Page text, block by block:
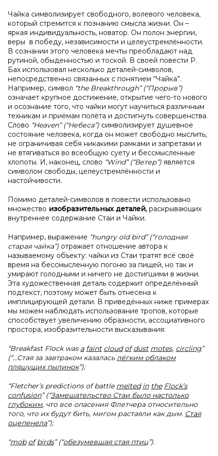
Чайка символизирует свободного, волевого человека,
который стремится к познанию смысла жизни. Он –
яркая индивидуальность, новатор. Он полон энергии,
веры в победу, независимости и целеустремлённости.
В сознании этого человека мечты преобладают над
рутиной, обыденностью и тоской. В своей повести Р.
Бах использовал несколько деталей-символов,
непосредственно связанных с понятием “Чайка”.
Например, символ “the Breakthrough” (“Прорыв”)
означает крупное достижение, открытие чего-то нового
и осознание того, что чайки могут научиться различным
техникам и приёмам полёта и достигнуть совершенства.
Слово “Heaven” (“Небеса”) символизирует душевное
состояние человека, когда он может свободно мыслить,
не ограничивая себя никакими рамками и запретами и
не втягиваться во всеобщую суету и бессмысленные
хлопоты. И, наконец, слово “Wind” (“Ветер”) является
символом свободы, целеустремлённости и
настойчивости.
Помимо деталей-символов в повести использовано
множество изобразительных деталей, раскрывающих
внутреннее содержание Стаи и Чайки.
Например, выражение “hungry old bird” (“голодная
старая чайка”) отражает отношение автора к
называемому объекту: чайки из Стаи тратят всё своё
время на бессмысленную погоню за пищей, но так и
умирают голодными и ничего не достигшими в жизни.
Эта художественная деталь содержит определённый
подтекст, поэтому может быть отнесена к
имплицирующей детали. В приведённых ниже примерах
мы можем наблюдать использование тропов, которые
способствует увеличению образности, ассоциативного
простора, изобразительности высказывания:
“Breakfast Flock was a faint cloud of dust motes, circling”
(“…Стая за завтраком казалась лёгким облаком
пляшущих пылинок”);
“Fletcher’s predictions of battle melted in the Flock’s
confusion” (“Замешательство Стаи было настолько
глубоким, что все опасения Флетчера относительно
того, что их будут бить, мигом растаяли как дым. Стая
оцепенела”);
“mob of birds” (“обезумевшая стая птиц”).